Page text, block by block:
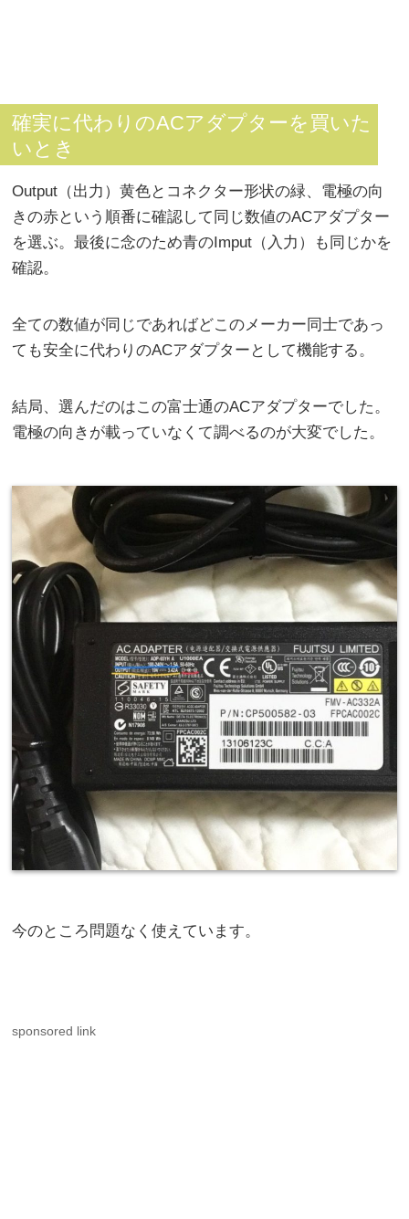
確実に代わりのACアダプターを買いた
いとき
Output（出力）黄色とコネクター形状の緑、電極の向
きの赤という順番に確認して同じ数値のACアダプター
を選ぶ。最後に念のため青のImput（入力）も同じかを
確認。
全ての数値が同じであればどこのメーカー同士であっ
ても安全に代わりのACアダプターとして機能する。
結局、選んだのはこの富士通のACアダプターでした。
電極の向きが載っていなくて調べるのが大変でした。
今のところ問題なく使えています。
sponsored link